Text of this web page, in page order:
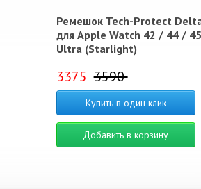
Ремешок Tech-Protect
для Apple Watch 42 / 44 /
Ultra (Starlight)
3375 3590
Купить в один клик
Добавить в корзину